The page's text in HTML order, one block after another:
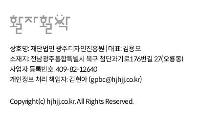
상호명: 재단법인 광주디자인진흥원 | 대표: 김용모
소재지: 전남광주통합특별시 북구 첨단과기로176번길 27(오룡동)
사업자 등록번호: 409-82-12640
개인정보 처리 책임자: 김현아 (gpbc@hjhjj.co.kr)
Copyright(c) hjhjj.co.kr. All Rights Reserved.